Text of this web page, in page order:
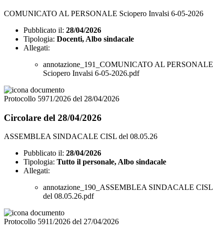
COMUNICATO AL PERSONALE Sciopero Invalsi 6-05-2026
Pubblicato il: 28/04/2026
Tipologia: Docenti, Albo sindacale
Allegati:
annotazione_191_COMUNICATO AL PERSONALE
Sciopero Invalsi 6-05-2026.pdf
Protocollo 5971/2026 del 28/04/2026
Circolare del 28/04/2026
ASSEMBLEA SINDACALE CISL del 08.05.26
Pubblicato il: 28/04/2026
Tipologia: Tutto il personale, Albo sindacale
Allegati:
annotazione_190_ASSEMBLEA SINDACALE CISL
del 08.05.26.pdf
Protocollo 5911/2026 del 27/04/2026